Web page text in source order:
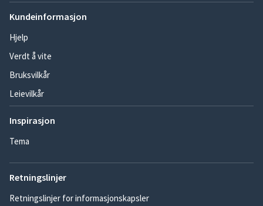
Kundeinformasjon
Hjelp
Verdt å vite
Bruksvilkår
Leievilkår
Inspirasjon
Tema
Retningslinjer
Retningslinjer for informasjonskapsler